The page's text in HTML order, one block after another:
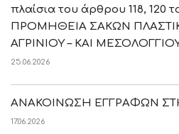
πλαίσια του άρθρου 118, 120
ΠΡΟΜΗΘΕΙΑ ΣΑΚΩΝ
ΑΓΡΙΝΙΟΥ – ΚΑΙ
25.06.2026
ΑΝΑΚΟΙΝΩΣΗ ΕΓΓΡΑΦΩΝ
17.06.2026